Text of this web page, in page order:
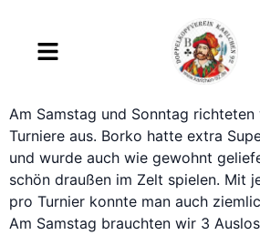
Am Samstag und Sonntag richteten
Turniere aus. Borko hatte extra
und wurde auch wie gewohnt
schön draußen im Zelt spielen. Mit
pro Turnier konnte man auch
Am Samstag brauchten wir 3